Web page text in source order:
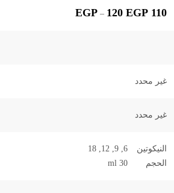
0
من
110
EGP – 120 EGP
غير محدد
غير محدد
النيكوتين
6, 9, 12, 18
الحجم
30 ml